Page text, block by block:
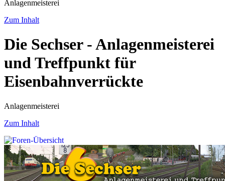
Anlagenmeisterei
Zum Inhalt
Die Sechser - Anlagenmeisterei
und Treffpunkt für
Eisenbahnverrückte
Anlagenmeisterei
Zum Inhalt